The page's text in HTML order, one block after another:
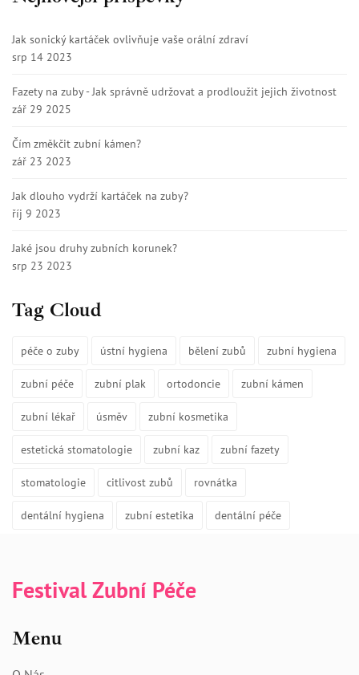
Jak sonický kartáček ovlivňuje vaše orální zdraví
srp 14 2023
Fazety na zuby - Jak správně udržovat a prodloužit jejich životnost
zář 29 2025
Čím změkčit zubní kámen?
zář 23 2023
Jak dlouho vydrží kartáček na zuby?
říj 9 2023
Jaké jsou druhy zubních korunek?
srp 23 2023
Tag Cloud
péče o zuby ústní hygiena bělení zubů zubní hygiena
zubní péče zubní plak ortodoncie zubní kámen
zubní lékař úsměv zubní kosmetika
estetická stomatologie zubní kaz zubní fazety
stomatologie citlivost zubů rovnátka
dentální hygiena zubní estetika dentální péče
Festival Zubní Péče
Menu